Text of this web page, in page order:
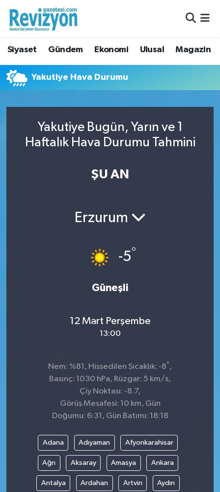
Siyaset Gündem Ekonomi Ulusal Magazin
Yakutiye Hava Durumu
Yakutiye Bugün, Yarın ve 1
Haftalık Hava Durumu Tahmini
ŞU AN
Erzurum
-5°
Güneşli
12 Mart Perşembe
13:00
Nem: %81, Hissedilen Sıcaklık: -8° ,
Basınç: 1030 hPa, Rüzgar: 5 km/s,
Çiy Noktası: -8.7,
Görüş Mesafesi: 10 km, Gün
Doğumu: 6:31, Gün Batımı: 18:18
Adana Adıyaman Afyonkarahisar
Ağrı Aksaray Amasya Ankara
Antalya Ardahan Artvin Aydın
Süper Lig Puan Durumu ve Fikstür